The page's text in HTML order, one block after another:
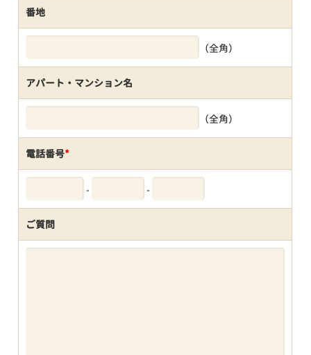
番地
（全角）
アパート・マンション名
（全角）
電話番号*
- -
ご質問